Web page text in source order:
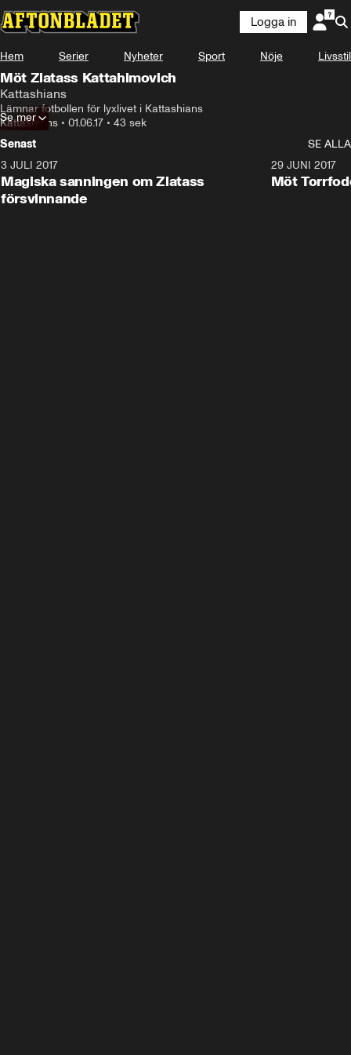
Logga in
Hem Serier Nyheter Sport Nöje Livsstil
Möt Zlatass Kattahimovich
Kattashians
Lämnar fotbollen för lyxlivet i Kattashians
Kattashians • 01.06.17 • 43 sek
Se mer
Senast
SE ALLA
3 JULI 2017
Magiska sanningen om Zlatass
försvinnande
29 JUNI 2017
Möt